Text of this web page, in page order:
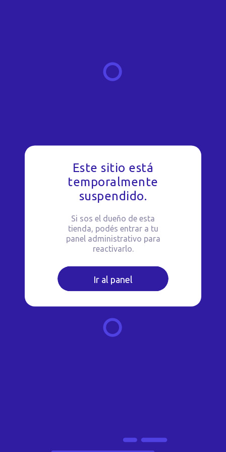
Este sitio está
temporalmente
suspendido.
Si sos el dueño de esta
tienda, podés entrar a tu
panel administrativo para
reactivarlo.
Ir al panel